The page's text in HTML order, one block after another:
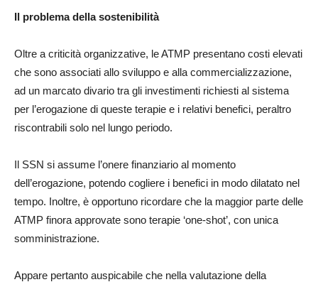
Il problema della sostenibilità
Oltre a criticità organizzative, le ATMP presentano costi elevati
che sono associati allo sviluppo e alla commercializzazione,
ad un marcato divario tra gli investimenti richiesti al sistema
per l’erogazione di queste terapie e i relativi benefici, peraltro
riscontrabili solo nel lungo periodo.
Il SSN si assume l’onere finanziario al momento
dell’erogazione, potendo cogliere i benefici in modo dilatato nel
tempo. Inoltre, è opportuno ricordare che la maggior parte delle
ATMP finora approvate sono terapie ‘one-shot’, con unica
somministrazione.
Appare pertanto auspicabile che nella valutazione della